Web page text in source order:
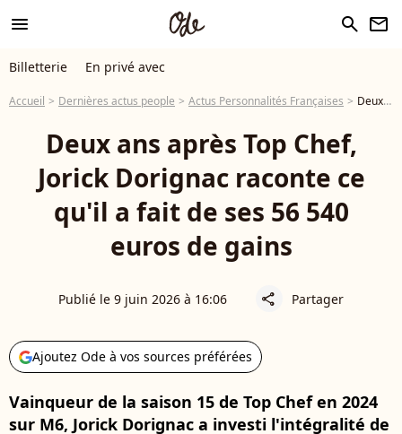
menu search newsletter
Billetterie En privé avec
Accueil Dernières actus people Actus Personnalités Françaises Deux ans après Top Chef, Jorick Dorignac raconte ce qu'il a fait de ses 56 540 euros de gains
Deux ans après Top Chef,
Jorick Dorignac raconte ce
qu'il a fait de ses 56 540
euros de gains
Publié le 9 juin 2026 à 16:06 share Partager
Ajoutez Ode à vos sources préférées
Vainqueur de la saison 15 de Top Chef en 2024
sur M6, Jorick Dorignac a investi l'intégralité de